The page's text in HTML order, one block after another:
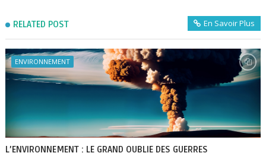
RELATED POST En Savoir Plus
ENVIRONNEMENT
L’ENVIRONNEMENT : LE GRAND OUBLIE DES GUERRES